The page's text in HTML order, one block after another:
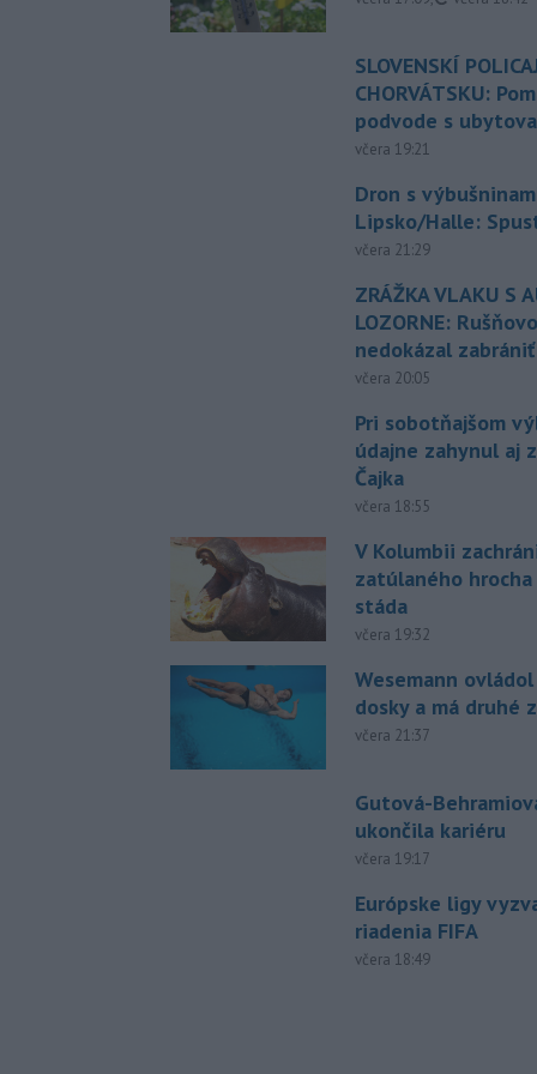
SLOVENSKÍ
CHORVÁTSKU:
podvode s
včera 19:21
Dron s
Lipsko/Halle:
včera 21:29
ZRÁŽKA VLAKU S
LOZORNE:
nedokázal zabrániť
včera 20:05
Pri sobotňajšom
údajne zahynul aj
Čajka
včera 18:55
V Kolumbii
zatúlaného hrocha
stáda
včera 19:32
Wesemann
dosky a má druhé
včera 21:37
Gutová-
ukončila kariéru
včera 19:17
Európske ligy
riadenia FIFA
včera 18:49